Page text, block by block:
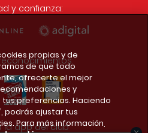
y confianza:
la app del club
propias y de
de que todo
ofrecerte el mejor
y
preferencias. Haciendo
podrás ajustar tus
Para más información,